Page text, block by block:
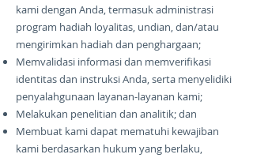
kami dengan Anda, termasuk administrasi
program hadiah loyalitas, undian, dan/atau
mengirimkan hadiah dan penghargaan;
Memvalidasi informasi dan memverifikasi
identitas dan instruksi Anda, serta menyelidiki
penyalahgunaan layanan-layanan kami;
Melakukan penelitian dan analitik; dan
Membuat kami dapat mematuhi kewajiban
kami berdasarkan hukum yang berlaku,